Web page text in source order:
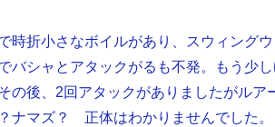
時折小さなボイルがあり、スウィング
バシャとアタックがるも不発。もう少
の後、2回アタックがありましたがルア
ナマズ？ 正体はわかりませんでした。